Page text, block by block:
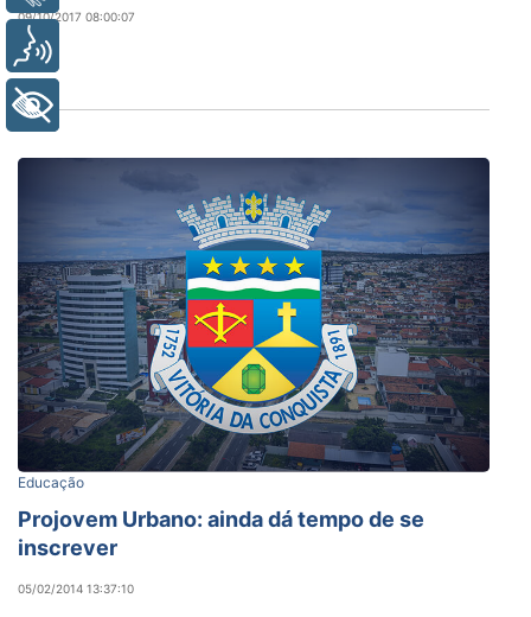
09/10/2017 08:00:07
Educação
Projovem Urbano: ainda dá tempo de se
inscrever
05/02/2014 13:37:10
+ Acessibilidade